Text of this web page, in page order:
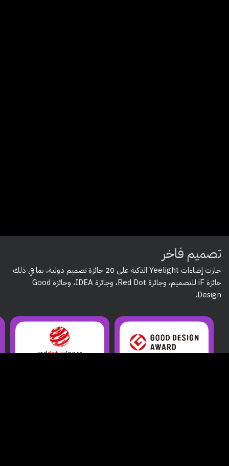
تصميم فاخر
حازت إضاءاتYeelight الذكية على20 جائزة تصميم دولية
، بما في ذلك
جائزة iF للتصميم، وجائزة Red Dot، وجائزة IDEA، وجائزة Good
Design
.